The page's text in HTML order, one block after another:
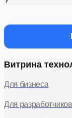
Витрина
Для бизнеса
Для разработчиков